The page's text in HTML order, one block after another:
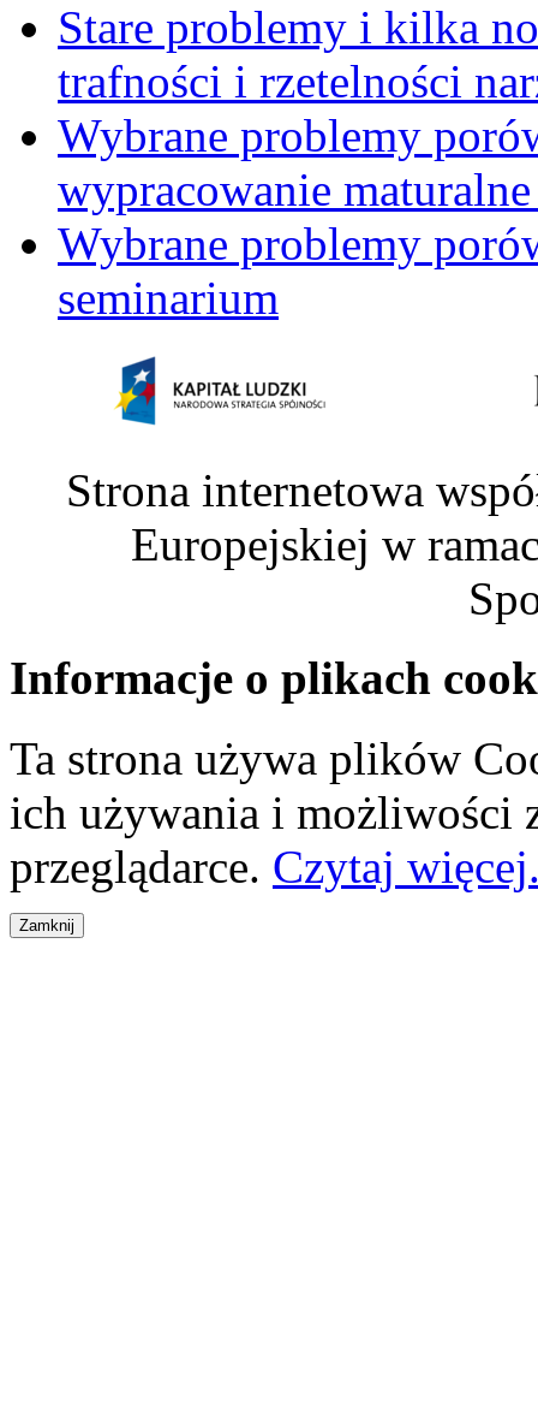
Stare problemy i kilka
trafności i rzetelności
Wybrane problemy
wypracowanie
Wybrane problemy
seminarium
Strona internetowa
Europejskiej w
Informacje o plikach
Ta strona używa plików
ich używania i możliwości
przeglądarce. Czytaj